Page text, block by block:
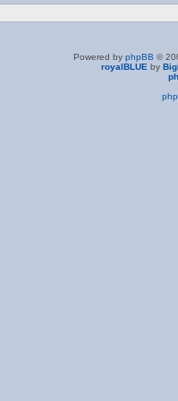
Powered by phpBB ©
royalBLUE by